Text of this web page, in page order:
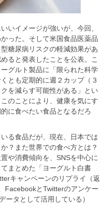
いイメージが強いが、今回、
った。そして米国食品医薬品
糖尿病リスクの軽減効果があ
ると発表したことを公表。こ
グルト製品に「限られた科学
とも定期的に週２カップ（３
を減らす可能性がある」とい
のことにより、健康を気にす
に食べたい食品となるだろ
る食品だが、現在、日本では
？また世界での食べ方とは？
や消費傾向を、SNSを中心に
まとめた「ヨーグルト白書
キャンペーンのリプライ（返
FacebookとTwitterのアンケー
ータとして活用している）